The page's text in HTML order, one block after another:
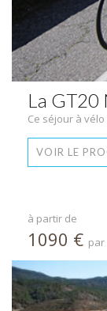
La GT20
Ce séjour à
VOIR LE
à partir de
1090 € par